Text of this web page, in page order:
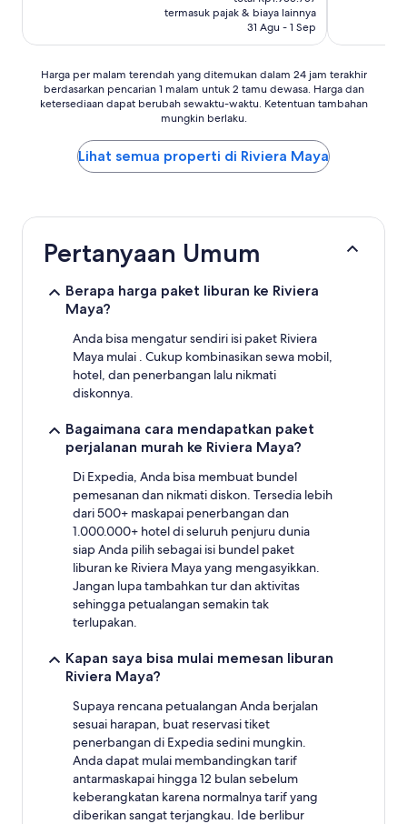
Rp1.548.525
termasuk pajak & biaya lainnya
31 Agu - 1 Sep
Harga
malam
ditemukan
terakhir
pencarian
malam
ketersediaan
berubah
sewaktu-
Ketentuan
tambahan
Harga per malam terendah yang ditemukan dalam 24 jam terakhir
berdasarkan pencarian 1 malam untuk 2 tamu dewasa. Harga dan
ketersediaan dapat berubah sewaktu-waktu. Ketentuan tambahan
mungkin berlaku.
Lihat semua properti di Riviera Maya
Pertanyaan Umum
Berapa harga paket liburan ke Riviera
Maya?
Anda bisa mengatur sendiri isi paket Riviera
Maya mulai . Cukup kombinasikan sewa mobil,
hotel, dan penerbangan lalu nikmati
diskonnya.
Bagaimana cara mendapatkan paket
perjalanan murah ke Riviera Maya?
Di Expedia, Anda bisa membuat bundel
pemesanan dan nikmati diskon. Tersedia lebih
dari 500+ maskapai penerbangan dan
1.000.000+ hotel di seluruh penjuru dunia
siap Anda pilih sebagai isi bundel paket
liburan ke Riviera Maya yang mengasyikkan.
Jangan lupa tambahkan tur dan aktivitas
sehingga petualangan semakin tak
terlupakan.
Kapan saya bisa mulai memesan liburan
Riviera Maya?
Supaya rencana petualangan Anda berjalan
sesuai harapan, buat reservasi tiket
penerbangan di Expedia sedini mungkin.
Anda dapat mulai membandingkan tarif
antarmaskapai hingga 12 bulan sebelum
keberangkatan karena normalnya tarif yang
diberikan sangat terjangkau. Ide berlibur